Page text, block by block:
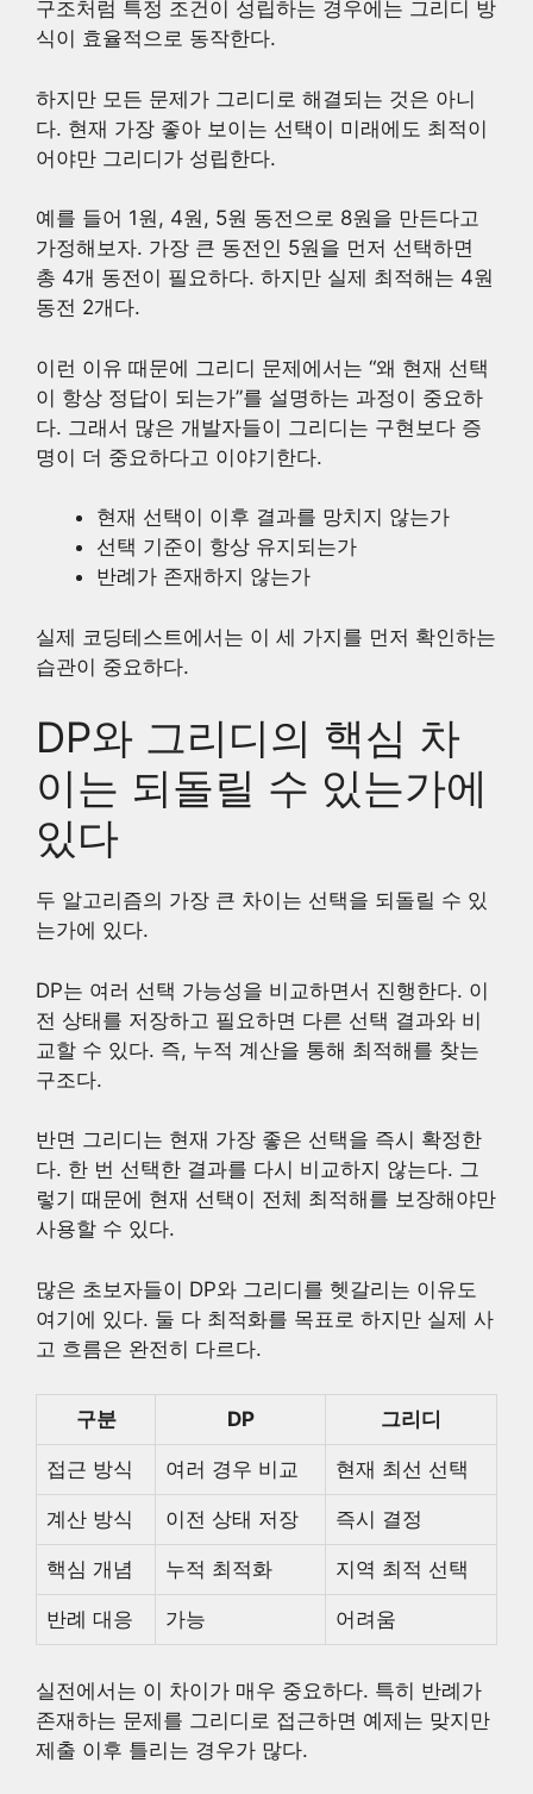
구조처럼 특정 조건이 성립하는 경우에는 그리디 방
식이 효율적으로 동작한다.
하지만 모든 문제가 그리디로 해결되는 것은 아니
다. 현재 가장 좋아 보이는 선택이 미래에도 최적이
어야만 그리디가 성립한다.
예를 들어 1원, 4원, 5원 동전으로 8원을 만든다고
가정해보자. 가장 큰 동전인 5원을 먼저 선택하면
총 4개 동전이 필요하다. 하지만 실제 최적해는 4원
동전 2개다.
이런 이유 때문에 그리디 문제에서는 “왜 현재 선택
이 항상 정답이 되는가”를 설명하는 과정이 중요하
다. 그래서 많은 개발자들이 그리디는 구현보다 증
명이 더 중요하다고 이야기한다.
현재 선택이 이후 결과를 망치지 않는가
선택 기준이 항상 유지되는가
반례가 존재하지 않는가
실제 코딩테스트에서는 이 세 가지를 먼저 확인하는
습관이 중요하다.
DP와 그리디의 핵심 차
이는 되돌릴 수 있는가에
있다
두 알고리즘의 가장 큰 차이는 선택을 되돌릴 수 있
는가에 있다.
DP는 여러 선택 가능성을 비교하면서 진행한다. 이
전 상태를 저장하고 필요하면 다른 선택 결과와 비
교할 수 있다. 즉, 누적 계산을 통해 최적해를 찾는
구조다.
반면 그리디는 현재 가장 좋은 선택을 즉시 확정한
다. 한 번 선택한 결과를 다시 비교하지 않는다. 그
렇기 때문에 현재 선택이 전체 최적해를 보장해야만
사용할 수 있다.
많은 초보자들이 DP와 그리디를 헷갈리는 이유도
여기에 있다. 둘 다 최적화를 목표로 하지만 실제 사
고 흐름은 완전히 다르다.
구분 DP 그리디
접근 방식 여러 경우 비교 현재 최선 선택
계산 방식 이전 상태 저장 즉시 결정
핵심 개념 누적 최적화 지역 최적 선택
반례 대응 가능 어려움
실전에서는 이 차이가 매우 중요하다. 특히 반례가
존재하는 문제를 그리디로 접근하면 예제는 맞지만
제출 이후 틀리는 경우가 많다.